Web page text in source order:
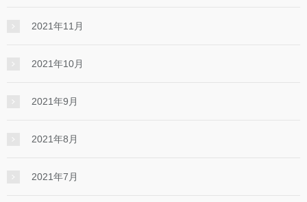
2021年11月
2021年10月
2021年9月
2021年8月
2021年7月